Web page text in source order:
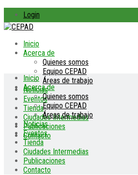
Login
Inicio
Acerca de
Quienes somos
Equipo CEPAD
Áreas de trabajo
Noticias
Eventos
Tienda
Ciudades Intermedias
Publicaciones
Contacto
Inicio
Acerca de
Quienes somos
Equipo CEPAD
Áreas de trabajo
Noticias
Eventos
Tienda
Ciudades Intermedias
Publicaciones
Contacto